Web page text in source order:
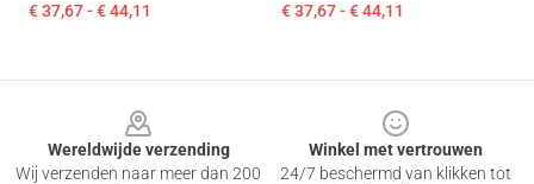
€ 37,67 - € 44,11 € 37,67 - € 44,11
Wereldwijde verzending
Wij verzenden naar meer dan 200
Winkel met vertrouwen
24/7 beschermd van klikken tot